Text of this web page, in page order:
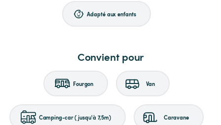
Adapté aux enfants
Convient pour
Fourgon Van
Camping-car (jusqu'à 7,5m) Caravane